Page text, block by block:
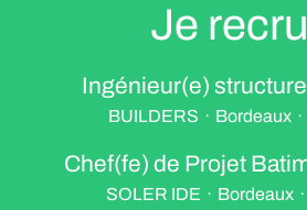
Je
Ingénieur(e)
BUILDERS · Bordeaux ·
Chef(fe) de Projet
SOLER IDE · Bordeaux ·